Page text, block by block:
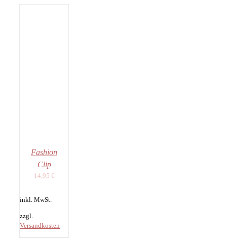
Fashion
Clip
14,95 €
inkl. MwSt.
zzgl.
Versandkosten